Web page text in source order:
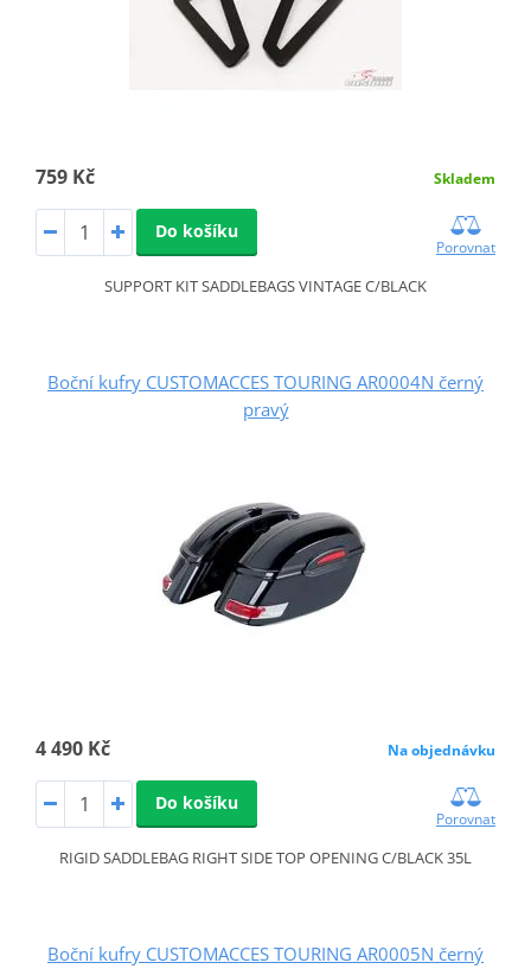
759 Kč Skladem
Do košíku
Porovnat
SUPPORT KIT SADDLEBAGS VINTAGE C/BLACK
Boční kufry CUSTOMACCES TOURING AR0004N černý
pravý
4 490 Kč Na objednávku
Do košíku
Porovnat
RIGID SADDLEBAG RIGHT SIDE TOP OPENING C/BLACK 35L
Boční kufry CUSTOMACCES TOURING AR0005N černý